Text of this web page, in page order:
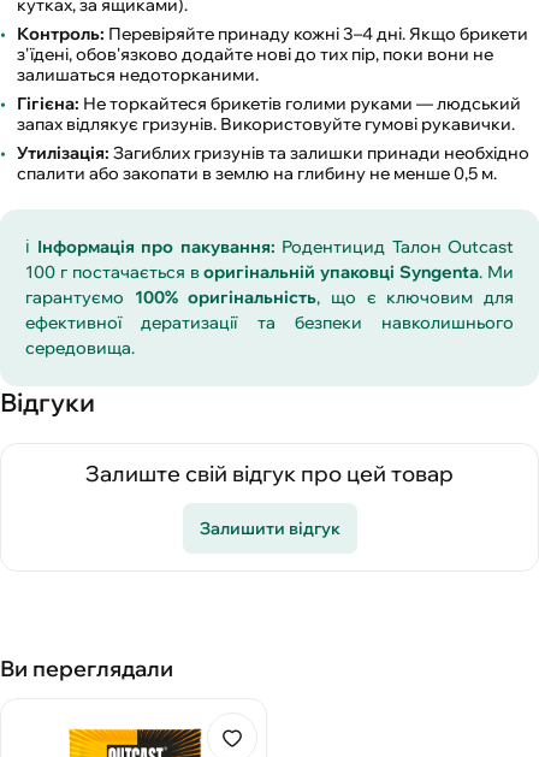
кутках, за ящиками).
Контроль: Перевіряйте принаду кожні 3–4 дні. Якщо брикети
з'їдені, обов'язково додайте нові до тих пір, поки вони не
залишаться недоторканими.
Гігієна: Не торкайтеся брикетів голими руками — людський
запах відлякує гризунів. Використовуйте гумові рукавички.
Утилізація: Загиблих гризунів та залишки принади необхідно
спалити або закопати в землю на глибину не менше 0,5 м.
ℹ️ Інформація про пакування: Родентицид Талон Outcast
100 г постачається воригінальній упаковці Syngenta. Ми
гарантуємо 100% оригінальність, що є ключовим для
ефективної дератизації та безпеки навколишнього
середовища.
Відгуки
Залиште свій відгук про цей товар
Залишити відгук
Ви переглядали